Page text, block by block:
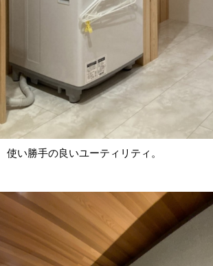
使い勝手の良いユーティリティ。